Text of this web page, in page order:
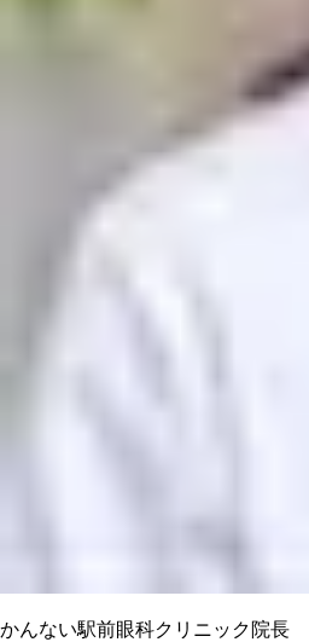
かんない駅前眼科クリニック院長